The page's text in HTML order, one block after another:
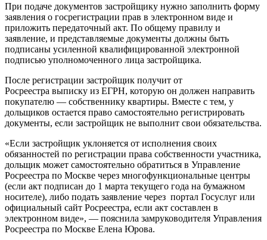
При подаче документов застройщику нужно заполнить форму
заявления о госрегистрации прав в электронном виде и
приложить передаточный акт. По общему правилу и
заявление, и представляемые документы должны быть
подписаны усиленной квалифицированной электронной
подписью уполномоченного лица застройщика.
После регистрации застройщик получит от
Росреестра выписку из ЕГРН, которую он должен направить
покупателю — собственнику квартиры. Вместе с тем, у
дольщиков остается право самостоятельно регистрировать
документы, если застройщик не выполнит свои обязательства.
«Если застройщик уклоняется от исполнения своих
обязанностей по регистрации права собственности участника,
дольщик может самостоятельно обратиться в Управление
Росреестра по Москве через многофункциональные центры
(если акт подписан до 1 марта текущего года на бумажном
носителе), либо подать заявление через портал Госуслуг или
официальный сайт Росреестра, если акт составлен в
электронном виде», — пояснила замруководителя Управления
Росреестра по Москве Елена Юрова.